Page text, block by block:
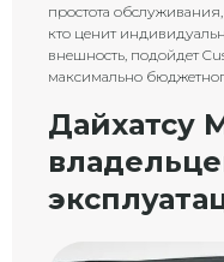
простота
кто ценит
внешность, подойдет
максимально
Дайхатсу